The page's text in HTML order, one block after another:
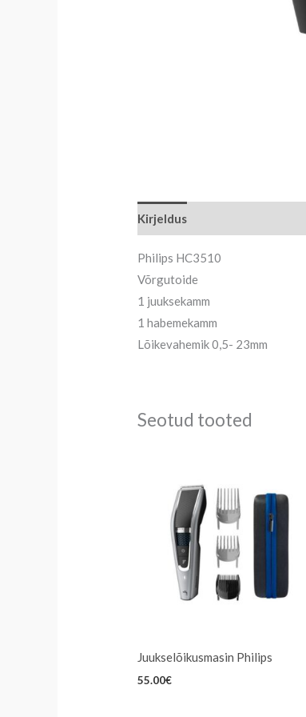
Kirjeldus
Philips HC3510
Võrgutoide
1 juuksekamm
1 habemekamm
Lõikevahemik 0,5- 23mm
Seotud tooted
Juukselõikusmasin Philips
55.00€